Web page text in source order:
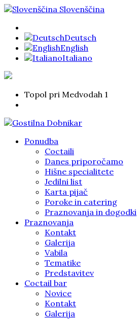
Slovenščina
Deutsch
English
Italiano
Topol pri Medvodah 1
Ponudba
Coctaili
Danes priporočamo
Hišne specialitete
Jedilni list
Karta pijač
Poroke in catering
Praznovanja in dogodki
Praznovanja
Kontakt
Galerija
Vabila
Tematike
Predstavitev
Coctail bar
Novice
Kontakt
Galerija